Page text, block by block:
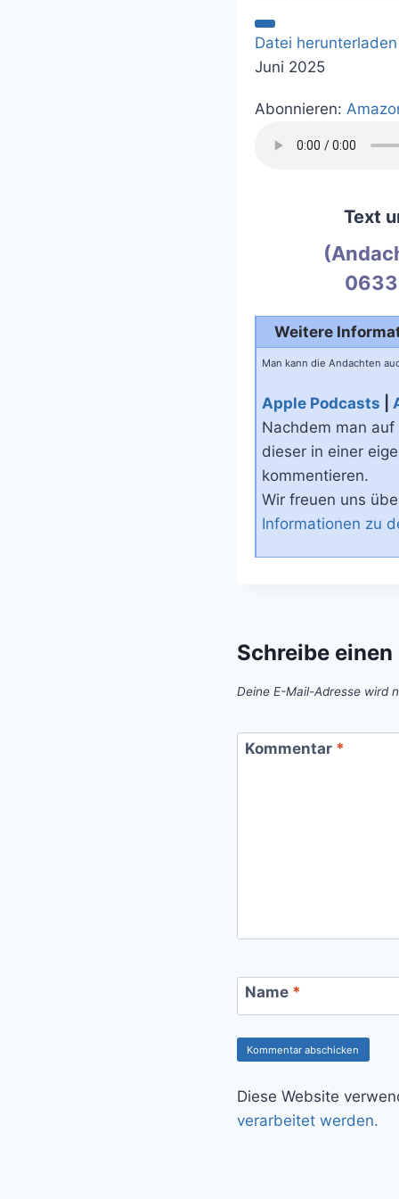
Datei herunterladen
Juni 2025
Abonnieren:
Text
Weitere
Man kann die Andachten
Apple Podcasts
Nachdem man
dieser in einer
kommentieren.
Wir freuen uns
Informationen zu
Schreibe
Deine E-Mail-Adresse wird
Kommentar *
Name *
Diese Website
verarbeitet werden.